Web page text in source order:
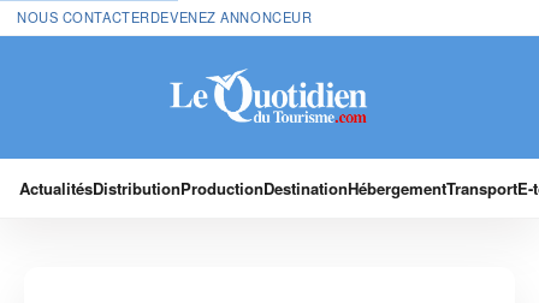
NOUS CONTACTERDEVENEZ ANNONCEUR
ActualitésDistributionProductionDestinationHébergementTransport